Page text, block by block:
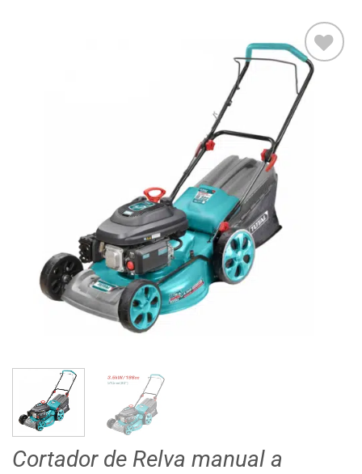
Adicionar
aos meus
desejos
Cortador de Relva manual a